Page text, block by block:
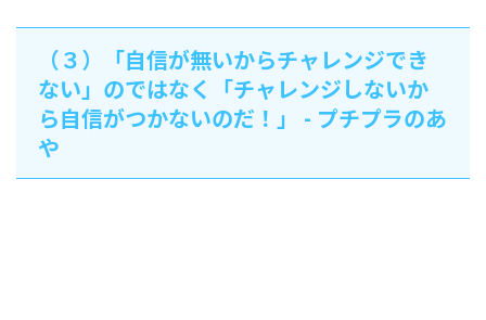
（３）「自信が無いからチャレンジでき
ない」のではなく「チャレンジしないか
ら自信がつかないのだ！」 - プチプラのあ
や